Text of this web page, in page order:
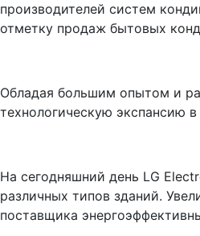
производителей систем
отметку продаж бытовых
Обладая большим опытом и
технологическую экспансию
На сегодняшний день LG
различных типов зданий.
поставщика